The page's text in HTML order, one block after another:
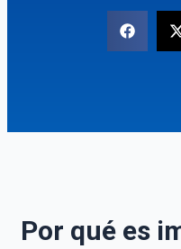
Por qué es